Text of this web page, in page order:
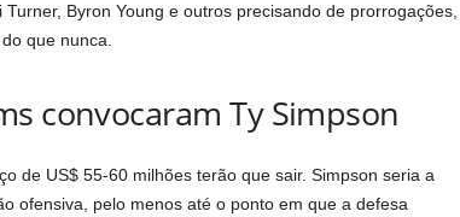
Byron Young e outros precisando de prorrogações,
que nunca.
convocaram Ty Simpson
de US$ 55-60 milhões terão que sair. Simpson seria a
ofensiva, pelo menos até o ponto em que a defesa